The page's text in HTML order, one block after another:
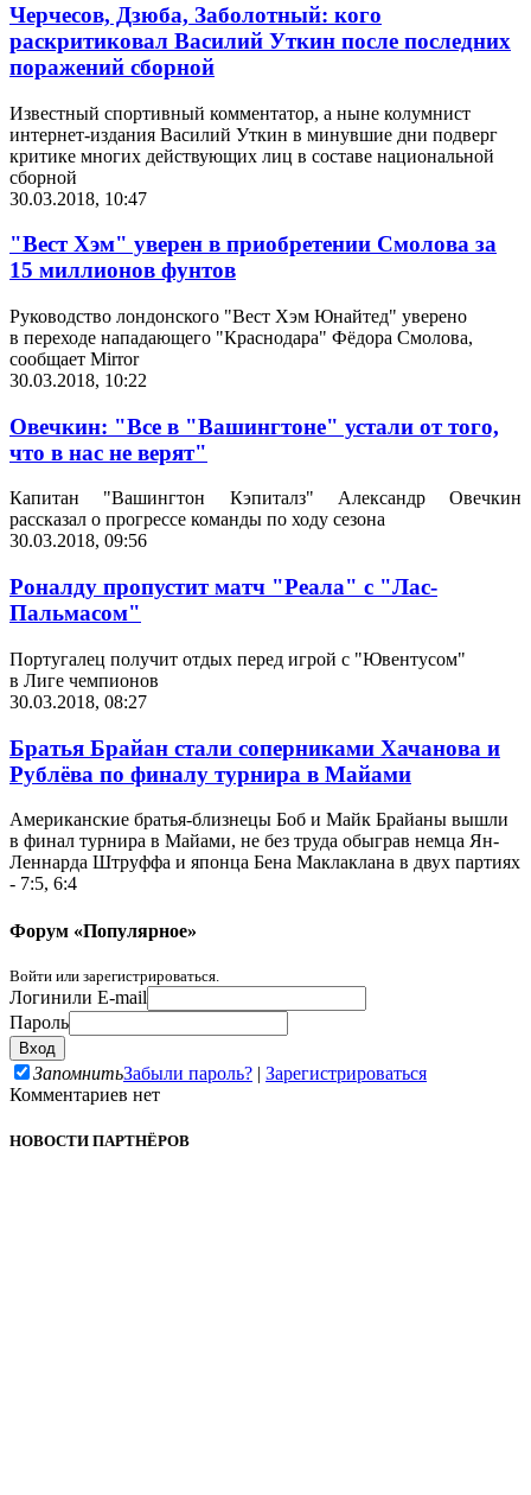
Черчесов, Дзюба, Заболотный: кого
раскритиковал Василий Уткин после последних
поражений сборной
Известный спортивный комментатор, а ныне колумнист
интернет-издания Василий Уткин в минувшие дни подверг
критике многих действующих лиц в составе национальной
сборной
30.03.2018, 10:47
"Вест Хэм" уверен в приобретении Смолова за
15 миллионов фунтов
Руководство лондонского "Вест Хэм Юнайтед" уверено
в переходе нападающего "Краснодара" Фёдора Смолова,
сообщает Mirror
30.03.2018, 10:22
Овечкин: "Все в "Вашингтоне" устали от того,
что в нас не верят"
Капитан "Вашингтон Кэпиталз" Александр Овечкин
рассказал о прогрессе команды по ходу сезона
30.03.2018, 09:56
Роналду пропустит матч "Реала" с "Лас-
Пальмасом"
Португалец получит отдых перед игрой с "Ювентусом"
в Лиге чемпионов
30.03.2018, 08:27
Братья Брайан стали соперниками Хачанова и
Рублёва по финалу турнира в Майами
Американские братья-близнецы Боб и Майк Брайаны вышли
в финал турнира в Майами, не без труда обыграв немца Ян-
Леннарда Штруффа и японца Бена Маклаклана в двух партиях
- 7:5, 6:4
Форум «Популярное»
Войти или зарегистрироваться.
Логинили E-mail
Пароль
ЗапомнитьЗабыли пароль? | Зарегистрироваться
Комментариев нет
НОВОСТИ ПАРТНЁРОВ